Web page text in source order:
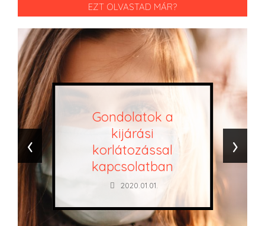
EZT OLVASTAD MÁR?
Gondolatok a
kijárási
korlátozással
kapcsolatban
2020.01.01.
‹ ›